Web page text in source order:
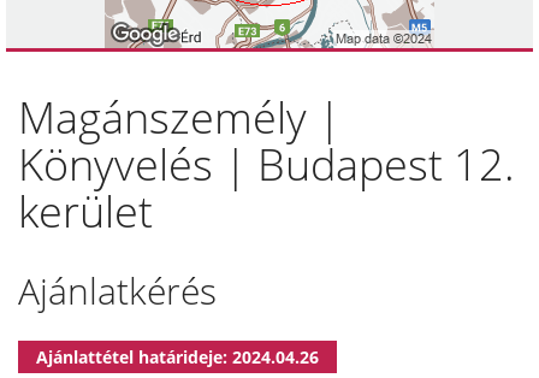
Magánszemély |
Könyvelés | Budapest 12.
kerület
Ajánlatkérés
Ajánlattétel határideje: 2024.04.26